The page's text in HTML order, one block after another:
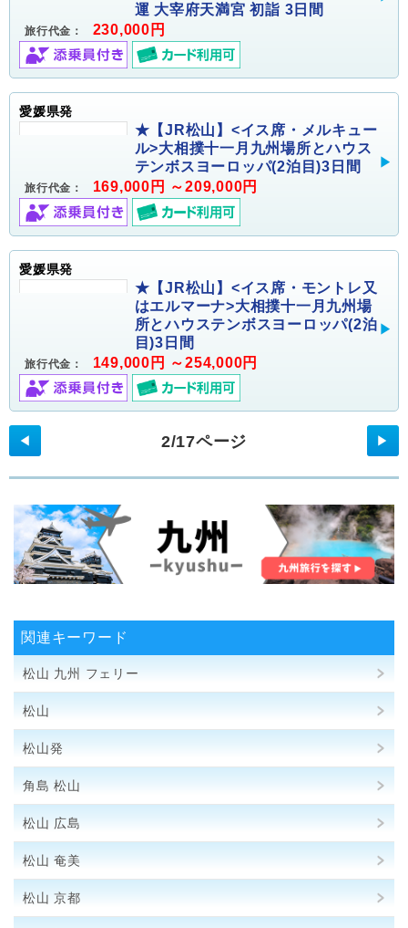
運 大宰府天満宮 初詣 3日間
旅行代金： 230,000円
愛媛県発
★【JR松山】<イス席・メルキュー
ル>大相撲十一月九州場所とハウス
テンボスヨーロッパ(2泊目)3日間
旅行代金： 169,000円 ～209,000円
愛媛県発
★【JR松山】<イス席・モントレ又
はエルマーナ>大相撲十一月九州場
所とハウステンボスヨーロッパ(2泊
目)3日間
旅行代金： 149,000円 ～254,000円
2/17ページ
◀ ▶
関連キーワード
松山 九州 フェリー
松山
松山発
角島 松山
松山 広島
松山 奄美
松山 京都